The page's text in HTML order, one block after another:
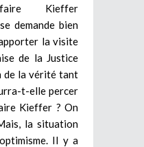
Kieffer
demande bien
la visite
de la Justice
de la vérité tant
t-elle percer
Kieffer ? On
la situation
Il y a